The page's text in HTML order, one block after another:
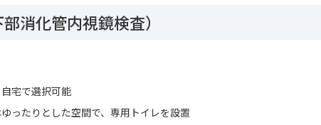
消化管内視鏡検査）
宅で選択可能
ったりとした空間で、専用トイレを設置